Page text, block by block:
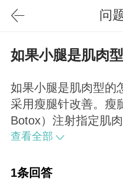
问
如果小腿是肌肉
如果小腿是肌肉型的
采用瘦腿针改善。瘦
Botox）注射指定肌
肌，使小腿肌肉不再
查看全部
1条回答